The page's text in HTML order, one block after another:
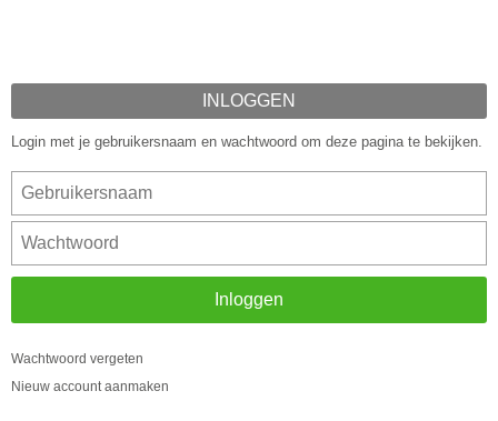
INLOGGEN
Login met je gebruikersnaam en wachtwoord om deze pagina te bekijken.
Inloggen
Wachtwoord vergeten
Nieuw account aanmaken